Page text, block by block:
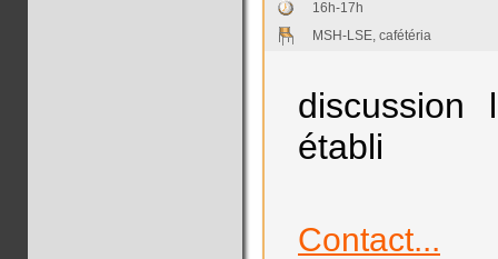
16h-17h
MSH-LSE, cafétéria
établi
Contact...